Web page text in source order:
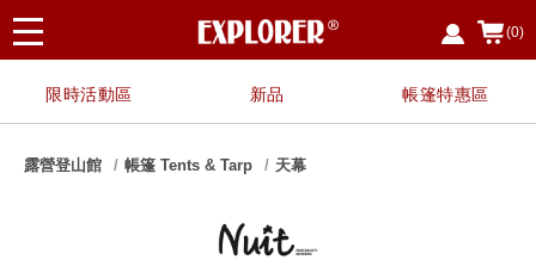
(0)
限時活動區 新品 帳篷特惠區
露營登山館 帳篷 Tents & Tarp 天幕